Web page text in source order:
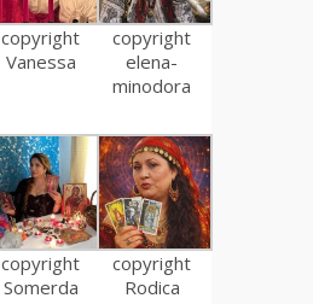
copyright
Vanessa
copyright
elena-
minodora
copyright
Somerda
copyright
Rodica